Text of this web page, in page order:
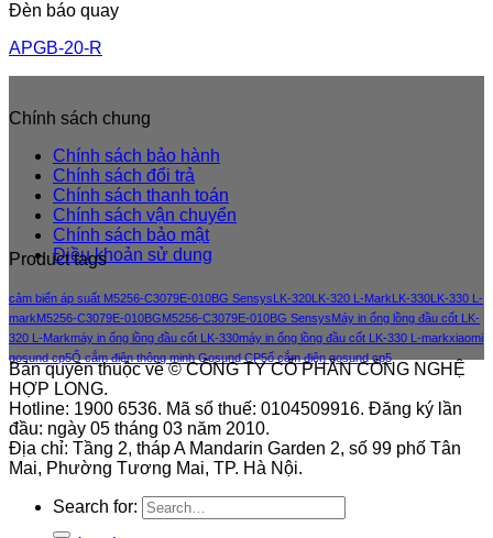
Đèn báo quay
APGB-20-R
Chính sách chung
Chính sách bảo hành
Chính sách đổi trả
Chính sách thanh toán
Chính sách vận chuyển
Chính sách bảo mật
Điều khoản sử dung
Product tags
cảm biến áp suất M5256-C3079E-010BG Sensys LK-320 LK-320 L-Mark LK-330 LK-330 L-
markM5256-C3079E-010BGM5256-C3079E-010BG SensysMáy in ống lồng đầu cốt LK-
320 L-Markmáy in ống lồng đầu cốt LK-330máy in ống lồng đầu cốt LK-330 L-markxiaomi
gosund cp5Ổ cắm điện thông minh Gosund CP5ổ cắm điện gosund cp5
Bản quyền thuộc về © CÔNG TY CỔ PHẦN CÔNG NGHỆ
HỢP LONG.
Hotline: 1900 6536. Mã số thuế: 0104509916. Đăng ký lần
đầu: ngày 05 tháng 03 năm 2010.
Địa chỉ: Tầng 2, tháp A Mandarin Garden 2, số 99 phố Tân
Mai, Phường Tương Mai, TP. Hà Nội.
Search for: